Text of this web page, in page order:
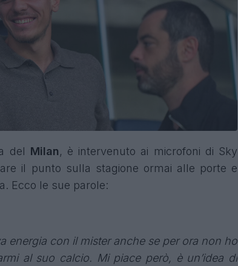
del Milan, è intervenuto ai microfoni di Sky
il punto sulla stagione ormai alle porte e
Ecco le sue parole:
energia con il mister anche se per ora non ho
al suo calcio. Mi piace però, è un’idea di